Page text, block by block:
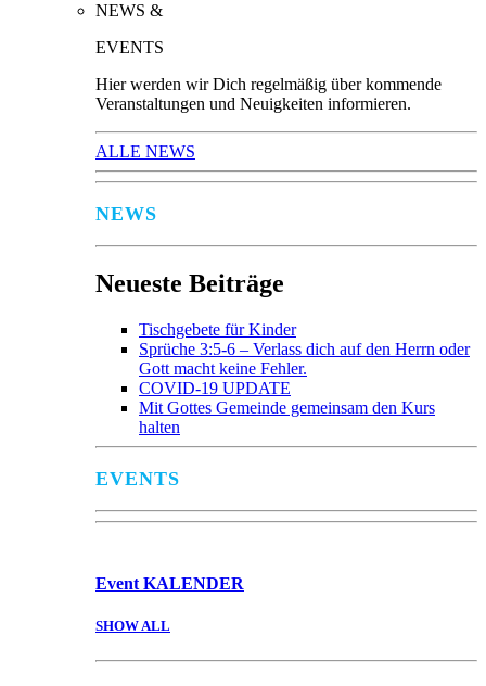
NEWS &
EVENTS
Hier werden wir Dich regelmäßig über kommende
Veranstaltungen und Neuigkeiten informieren.
ALLE NEWS
NEWS
Neueste Beiträge
Tischgebete für Kinder
Sprüche 3:5-6 – Verlass dich auf den Herrn oder
Gott macht keine Fehler.
COVID-19 UPDATE
Mit Gottes Gemeinde gemeinsam den Kurs
halten
EVENTS
Event KALENDER
SHOW ALL